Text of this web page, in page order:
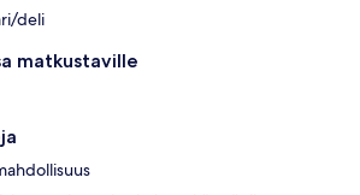
deli
matkustaville